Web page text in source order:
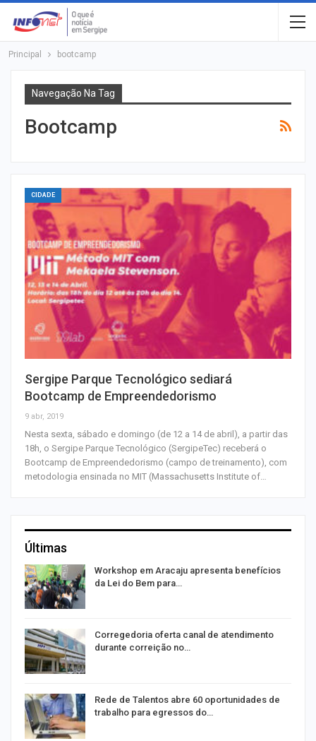
Principal bootcamp
Navegação Na Tag
Bootcamp
CIDADE
Sergipe Parque Tecnológico sediará
Bootcamp de Empreendedorismo
9 abr, 2019
Nesta sexta, sábado e domingo (de 12 a 14 de abril), a partir das
18h, o Sergipe Parque Tecnológico (SergipeTec) receberá o
Bootcamp de Empreendedorismo (campo de treinamento), com
metodologia ensinada no MIT (Massachusetts Institute of…
Últimas
Workshop em Aracaju apresenta benefícios
da Lei do Bem para…
Corregedoria oferta canal de atendimento
durante correição no…
Rede de Talentos abre 60 oportunidades de
trabalho para egressos do…